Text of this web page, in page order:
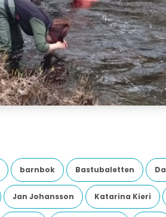
barnbok Bastubaletten
Jan Johansson Katarina Kieri